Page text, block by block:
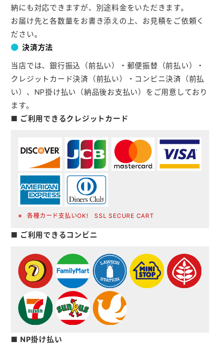
納にも対応できますが、別途料金をいただきます。
お届け先と各数量をお書き添えの上、お見積をご依頼く
ださい。
決済方法
当店では、銀行振込（前払い）・郵便振替（前払い）・
クレジットカード決済（前払い）・コンビニ決済（前払
い）、NP掛け払い（納品後お支払い）をご用意しており
ます。
■ ご利用できるクレジットカード
各種カード支払いOK! SSL SECURE CART
■ ご利用できるコンビニ
■ NP掛け払い